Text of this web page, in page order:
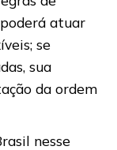
atuar
se
sua
da ordem
nesse